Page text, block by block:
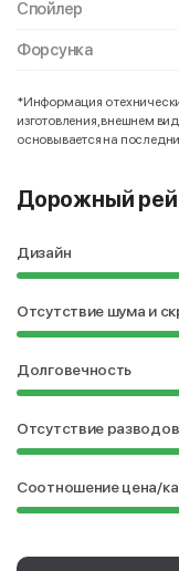
Спойлер
Форсунка
*Информация о
изготовления, внешнем
основывается на
Дорожный
Дизайн
Отсутствие шума и
Долговечность
Отсутствие разводов
Соотношение цена/